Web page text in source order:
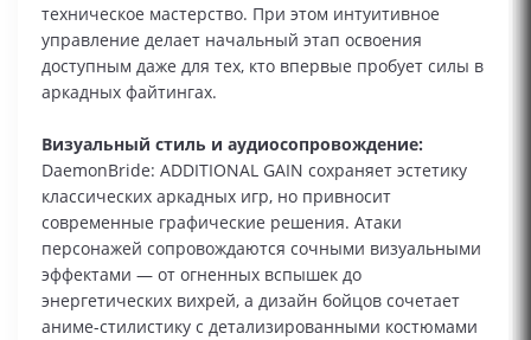
техническое мастерство. При этом интуитивное
управление делает начальный этап освоения
доступным даже для тех, кто впервые пробует силы в
аркадных файтингах.
Визуальный стиль и аудиосопровождение:
DaemonBride: ADDITIONAL GAIN сохраняет эстетику
классических аркадных игр, но привносит
современные графические решения. Атаки
персонажей сопровождаются сочными визуальными
эффектами — от огненных вспышек до
энергетических вихрей, а дизайн бойцов сочетает
аниме-стилистику с детализированными костюмами